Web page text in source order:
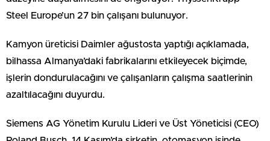
Steel Europe’un 27 bin çalışanı bulunuyor.
Kamyon üreticisi Daimler ağustosta yaptığı açıklamada,
bilhassa Almanya’daki fabrikalarını etkileyecek biçimde,
işlerin dondurulacağını ve çalışanların çalışma saatlerinin
azaltılacağını duyurdu.
Siemens AG Yönetim Kurulu Lideri ve Üst Yöneticisi (CEO)